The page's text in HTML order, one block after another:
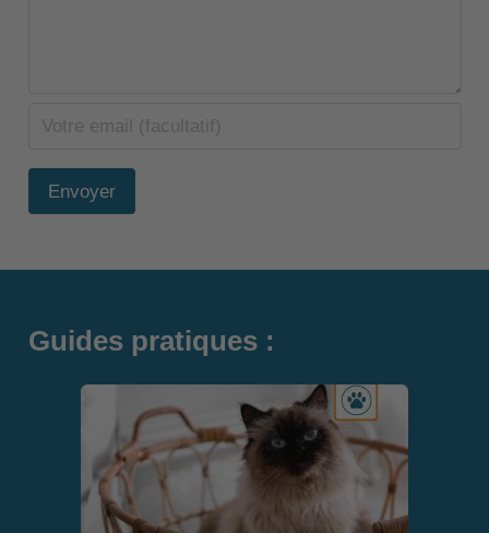
Envoyer
Guides pratiques :